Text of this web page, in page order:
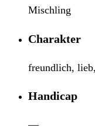
Mischling
Charakter
freundlich,
Handicap
—